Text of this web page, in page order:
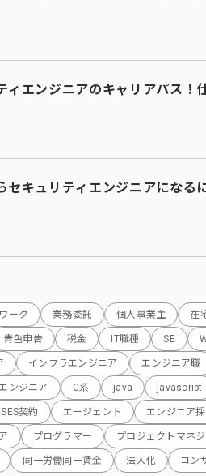
ィエンジニアのキャリアパス！
セキュリティエンジニアになる
ーク 業務委託 個人事業主 在
青色申告 税金 IT職種 SE
インフラエンジニア エンジニア職
ンジニア C系 java javascript
SES契約 エージェント エンジニア
プログラマー プロジェクトマネ
同一労働同一賃金 法人化 コン